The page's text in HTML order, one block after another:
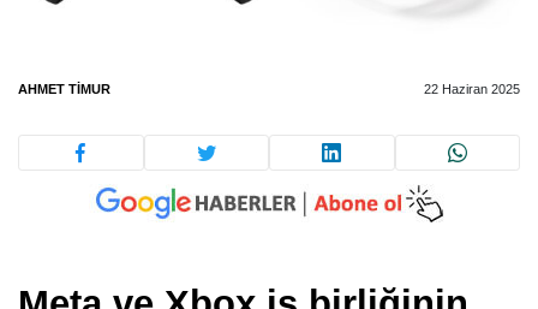
AHMET TIMUR 22 Haziran 2025